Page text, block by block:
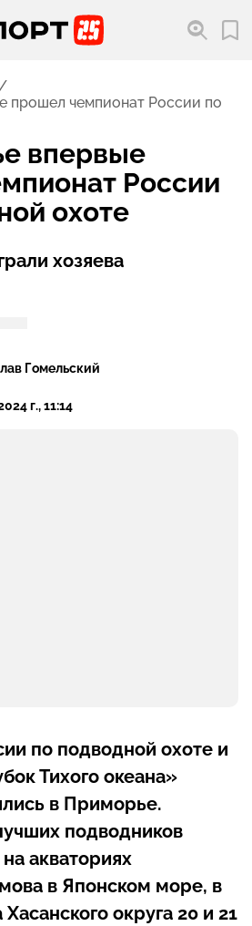
прошел чемпионат России по
впервые
России
охоте
хозяева
Гомельский
г., 11:14
по подводной охоте и
Тихого океана»
в Приморье.
подводников
акваториях
в Японском море, в
округа 20 и 21